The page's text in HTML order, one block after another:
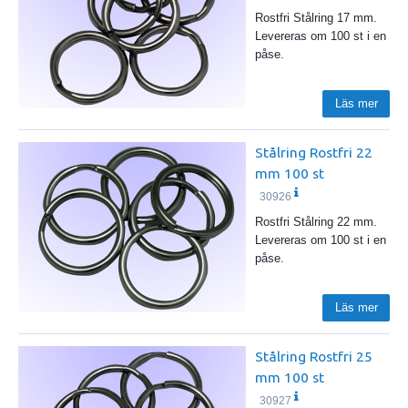
Rostfri Stålring 17 mm.
Levereras om 100 st i en
påse.
Läs mer
Stålring Rostfri 22
mm 100 st
30926
Rostfri Stålring 22 mm.
Levereras om 100 st i en
påse.
Läs mer
Stålring Rostfri 25
mm 100 st
30927